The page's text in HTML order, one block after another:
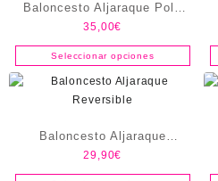
Baloncesto Aljaraque Polo
Amarillo
35,00€
Seleccionar opciones
Baloncesto Aljaraque
Reversible
29,90€